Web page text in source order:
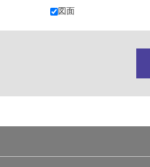
金物
ーム
図面